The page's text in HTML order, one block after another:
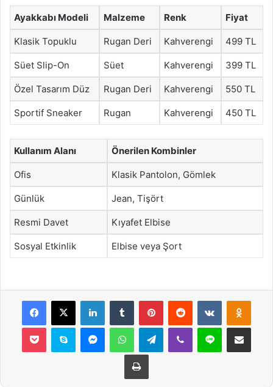
Ayakkabı Modeli Malzeme Renk Fiyat
Klasik Topuklu Rugan Deri Kahverengi 499 TL
Süet Slip-On Süet Kahverengi 399 TL
Özel Tasarım Düz Rugan Deri Kahverengi 550 TL
Sportif Sneaker Rugan Kahverengi 450 TL
Kullanım Alanı Önerilen Kombinler
Ofis Klasik Pantolon, Gömlek
Günlük Jean, Tişört
Resmi Davet Kıyafet Elbise
Sosyal Etkinlik Elbise veya Şort
Facebook
X LinkedInTumblr PinterestReddit VKontakte
Pocket Skype MessengerWhatsAppTelegramViber Line E-Posta ile
Yazdır